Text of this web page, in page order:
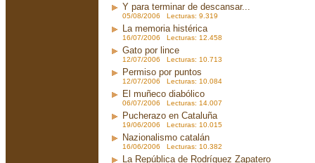
Y para terminar de descansar...
05/08/2006 Lecturas: 9.319
La memoria histérica
16/07/2006 Lecturas: 12.458
Gato por lince
12/07/2006 Lecturas: 10.713
Permiso por puntos
12/07/2006 Lecturas: 10.084
El muñeco diabólico
06/07/2006 Lecturas: 14.007
Pucherazo en Cataluña
19/06/2006 Lecturas: 10.015
Nazionalismo catalán
16/06/2006 Lecturas: 10.382
La República de Rodríguez Zapatero